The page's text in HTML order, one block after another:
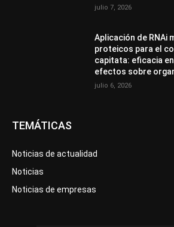
julio 7, 2026
Aplicación de RNAi
proteicos para el
capitata: eficacia
efectos sobre
julio 6, 2026
TEMÁTICAS
Noticias de actualidad
Noticias
Noticias de empresas